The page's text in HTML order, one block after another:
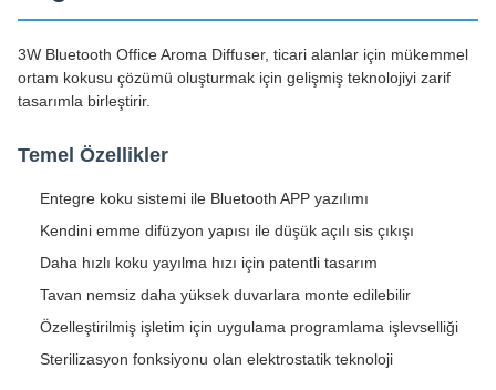
3W Bluetooth Office Aroma Diffuser, ticari alanlar için mükemmel
ortam kokusu çözümü oluşturmak için gelişmiş teknolojiyi zarif
tasarımla birleştirir.
Temel Özellikler
Entegre koku sistemi ile Bluetooth APP yazılımı
Kendini emme difüzyon yapısı ile düşük açılı sis çıkışı
Daha hızlı koku yayılma hızı için patentli tasarım
Tavan nemsiz daha yüksek duvarlara monte edilebilir
Özelleştirilmiş işletim için uygulama programlama işlevselliği
Sterilizasyon fonksiyonu olan elektrostatik teknoloji